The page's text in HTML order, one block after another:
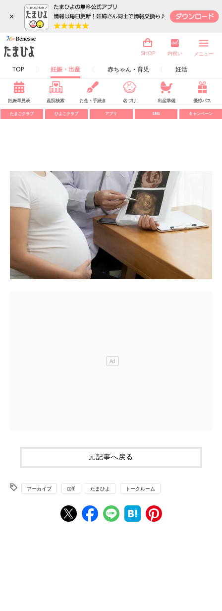
×
TOP 妊娠・出産 赤ちゃん・育児 妊活
SHOP 内祝い メニュー
妊娠早見表 産院検索 お金・手続き 名づけ 出産準備 優待パス
たまごクラブ ひよこクラブ アプリ SNS キャンペーン
元記事へ戻る
アーカイブ coff たまひよ トークルーム